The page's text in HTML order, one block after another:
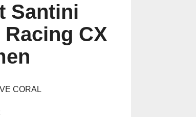
Santini
CX
CORAL